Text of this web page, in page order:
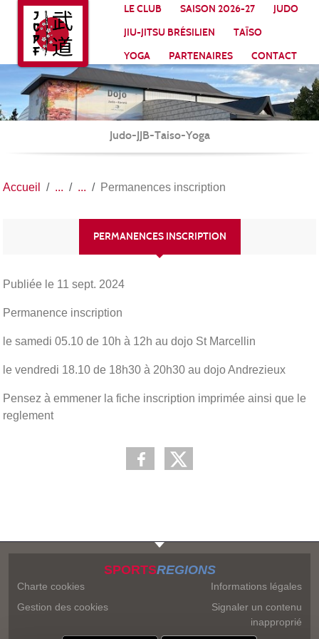
LE CLUB SAISON 2026-27
JUDO
JIU-JITSU BRÉSILIEN
TAÏSO
YOGA
PARTENAIRES CONTACT
Judo-JJB-Taiso-Yoga
Accueil Permanences inscription
PERMANENCES INSCRIPTION
Publiée le 11 sept. 2024
Permanence inscription
le samedi 05.10 de 10h à 12h au dojo St Marcellin
le vendredi 18.10 de 18h30 à 20h30 au dojo Andrezieux
Pensez à emmener la fiche inscription imprimée ainsi que le
reglement
SPORTSREGIONS
Charte cookies
Gestion des cookies
Informations légales
Signaler un contenu
inapproprié
Panneau de gestion des cookies